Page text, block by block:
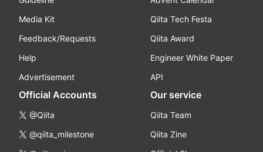
Media Kit
Feedback/Requests
Help
Advertisement
Qiita Tech Festa
Qiita Award
Engineer White Paper
API
Official Accounts
@Qiita
@qiita_milestone
Our service
Qiita Team
Qiita Zine